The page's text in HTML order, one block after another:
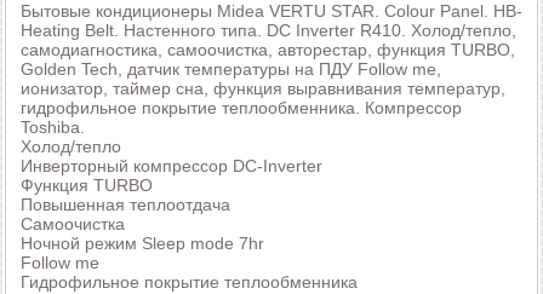
Бытовые кондиционеры Midea VERTU STAR. Colour Panel. HB-
Heating Belt. Настенного типа. DC Inverter R410. Холод/тепло,
самодиагностика, самоочистка, авторестар, функция TURBO,
Golden Tech, датчик температуры на ПДУ Follow me,
ионизатор, таймер сна, функция выравнивания температур,
гидрофильное покрытие теплообменника. Компрессор
Toshiba.
Холод/тепло
Инверторный компрессор DC-Inverter
Функция TURBO
Повышенная теплоотдача
Самоочистка
Ночной режим Sleep mode 7hr
Follow me
Гидрофильное покрытие теплообменника